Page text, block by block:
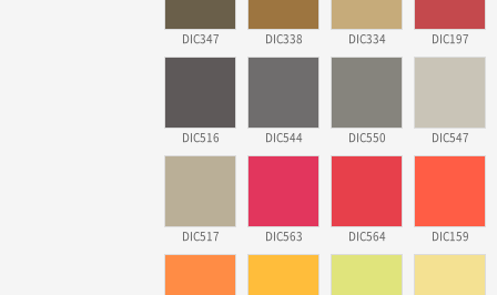
DIC347 DIC338 DIC334 DIC197
DIC516 DIC544 DIC550 DIC547
DIC517 DIC563 DIC564 DIC159